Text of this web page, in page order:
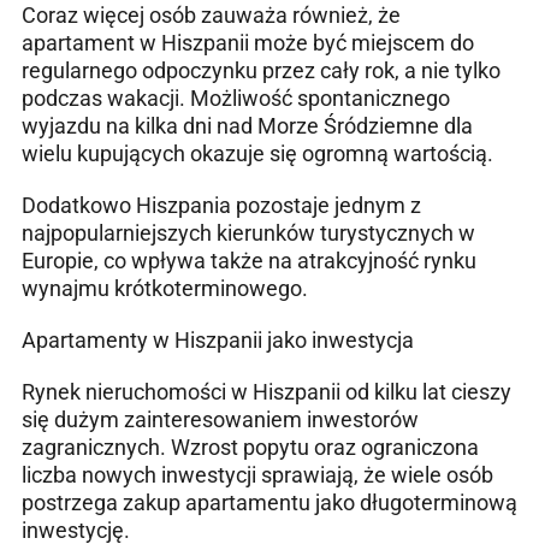
Coraz więcej osób zauważa również, że
apartament w Hiszpanii może być miejscem do
regularnego odpoczynku przez cały rok, a nie tylko
podczas wakacji. Możliwość spontanicznego
wyjazdu na kilka dni nad Morze Śródziemne dla
wielu kupujących okazuje się ogromną wartością.
Dodatkowo Hiszpania pozostaje jednym z
najpopularniejszych kierunków turystycznych w
Europie, co wpływa także na atrakcyjność rynku
wynajmu krótkoterminowego.
Apartamenty w Hiszpanii jako inwestycja
Rynek nieruchomości w Hiszpanii od kilku lat cieszy
się dużym zainteresowaniem inwestorów
zagranicznych. Wzrost popytu oraz ograniczona
liczba nowych inwestycji sprawiają, że wiele osób
postrzega zakup apartamentu jako długoterminową
inwestycję.